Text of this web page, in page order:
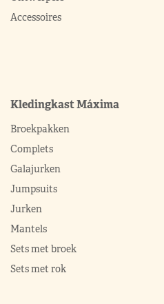
Accessoires
Kledingkast Máxima
Broekpakken
Complets
Galajurken
Jumpsuits
Jurken
Mantels
Sets met broek
Sets met rok